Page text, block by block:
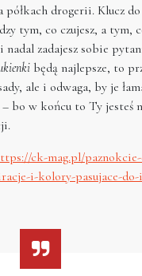
drogerii. Klucz do
tym, co czujesz, a tym,
nadal zadajesz sobie
będą najlepsze, to
ale i odwaga, by je
bo w końcu to Ty jesteś
ck-mag.pl/
i-kolory-pasujace-do-